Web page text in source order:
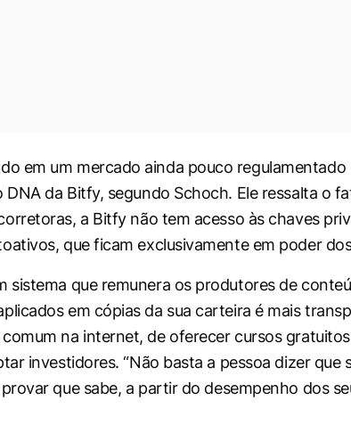
em um mercado ainda pouco regulamentado
da Bitfy, segundo Schoch. Ele ressalta o
a Bitfy não tem acesso às chaves
que ficam exclusivamente em poder
sistema que remunera os produtores de
em cópias da sua carteira é mais
na internet, de oferecer cursos
investidores. “Não basta a pessoa dizer que
provar que sabe, a partir do desempenho dos